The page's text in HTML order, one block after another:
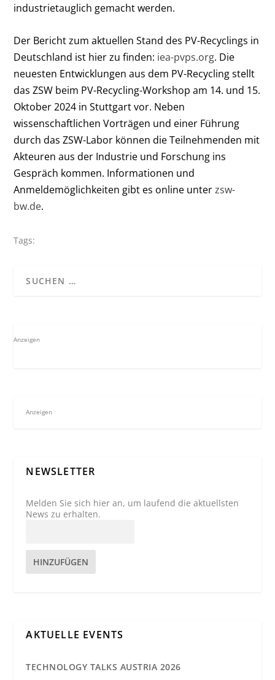
industrietauglich gemacht werden.
Der Bericht zum aktuellen Stand des PV-Recyclings in
Deutschland ist hier zu finden: iea-pvps.org. Die
neuesten Entwicklungen aus dem PV-Recycling stellt
das ZSW beim PV-Recycling-Workshop am 14. und 15.
Oktober 2024 in Stuttgart vor. Neben
wissenschaftlichen Vorträgen und einer Führung
durch das ZSW-Labor können die Teilnehmenden mit
Akteuren aus der Industrie und Forschung ins
Gespräch kommen. Informationen und
Anmeldemöglichkeiten gibt es online unterzsw-
bw.de.
Tags:
Anzeigen
Anzeigen
NEWSLETTER
Melden Sie sich hier an, um laufend die aktuellsten
News zu erhalten.
HINZUFÜGEN
AKTUELLE EVENTS
TECHNOLOGY TALKS AUSTRIA 2026